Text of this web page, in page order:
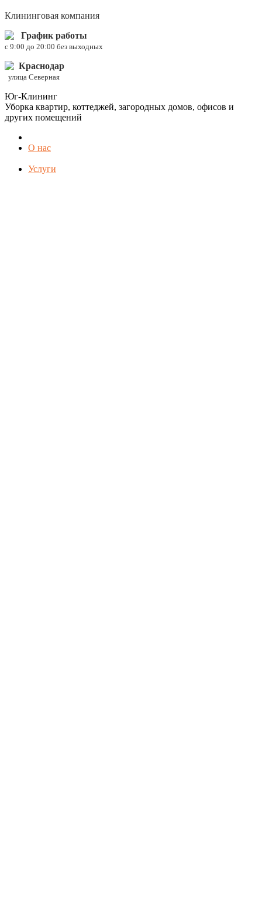
Клининговая компания
График работы
c 9:00 до 20:00 без выходных
Краснодар
улица Северная
Юг-Клининг
Уборка квартир, коттеджей, загородных домов, офисов и
других помещений
О нас
Услуги